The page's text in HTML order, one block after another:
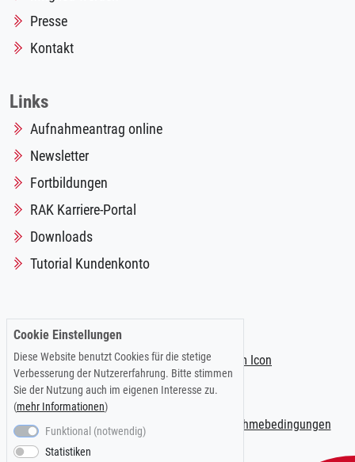
Presse
Kontakt
Links
Aufnahmeantrag online
Newsletter
Fortbildungen
RAK Karriere-Portal
Downloads
Tutorial Kundenkonto
Impressum |Datenschutzerklärung Teilnahmebedingungen
Cookie Einstellungen
Diese Website benutzt Cookies für die stetige
Verbesserung der Nutzererfahrung. Bitte stimmen
Sie der Nutzung auch im eigenen Interesse zu.
(mehr Informationen)
Funktional (notwendig)
Statistiken